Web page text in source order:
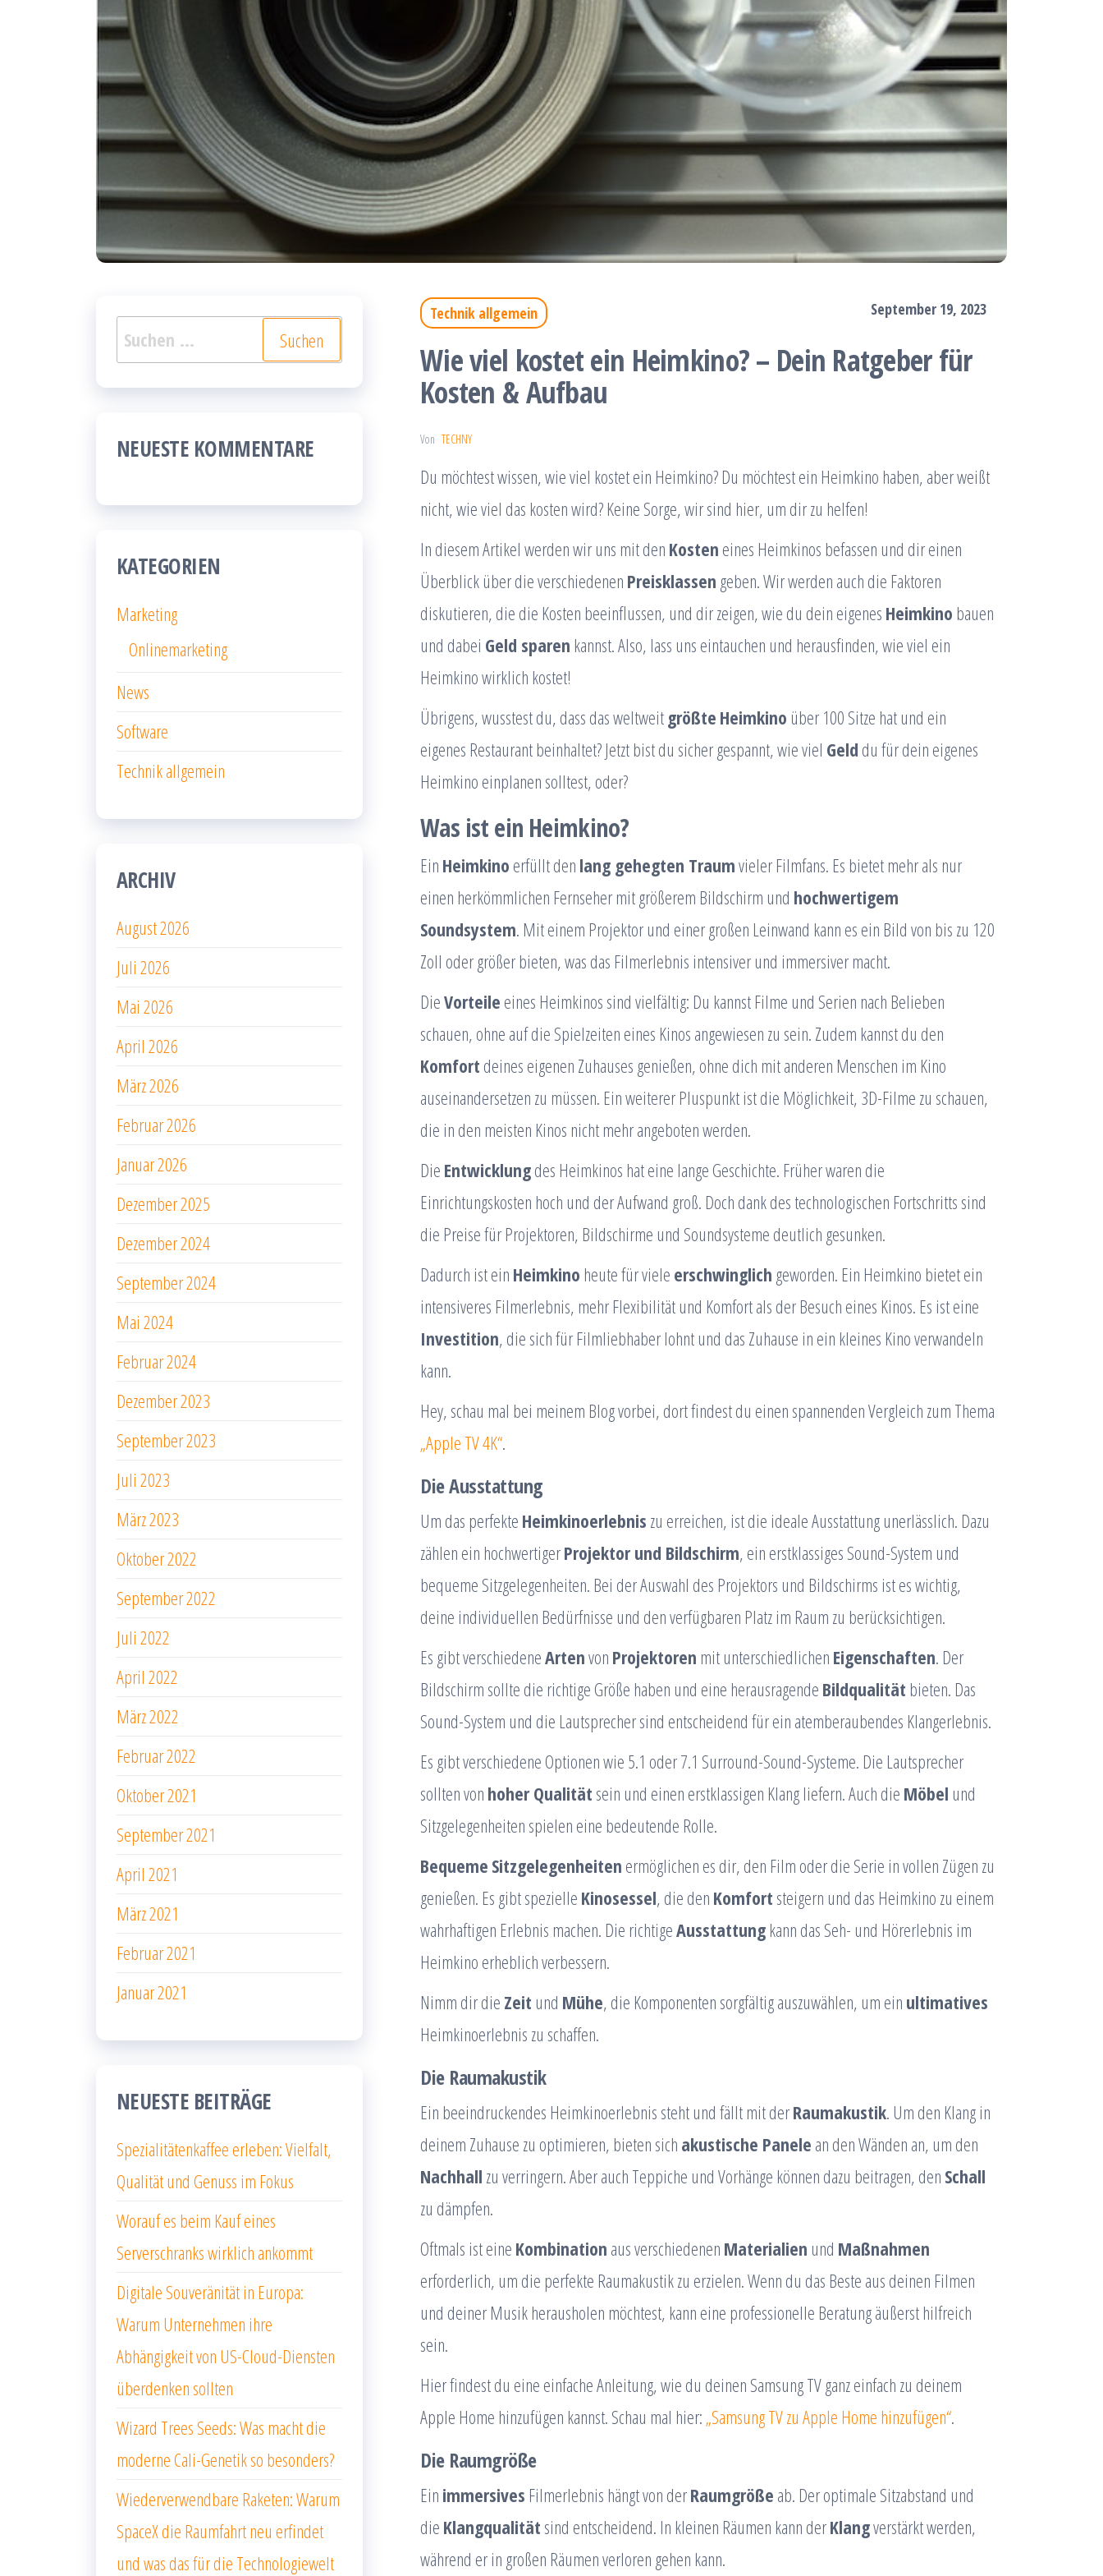
Technik allgemein September 19, 2023
Wie viel kostet ein Heimkino? – Dein Ratgeber für
Kosten & Aufbau
Von TECHNY
Du möchtest wissen, wie viel kostet ein Heimkino? Du möchtest ein Heimkino haben, aber weißt
nicht, wie viel das kosten wird? Keine Sorge, wir sind hier, um dir zu helfen!
In diesem Artikel werden wir uns mit den Kosten eines Heimkinos befassen und dir einen
Überblick über die verschiedenen Preisklassen geben. Wir werden auch die Faktoren
diskutieren, die die Kosten beeinflussen, und dir zeigen, wie du dein eigenes Heimkino bauen
und dabei Geld sparen kannst. Also, lass uns eintauchen und herausfinden, wie viel ein
Heimkino wirklich kostet!
Übrigens, wusstest du, dass das weltweit größte Heimkino über 100 Sitze hat und ein
eigenes Restaurant beinhaltet? Jetzt bist du sicher gespannt, wie viel Geld du für dein eigenes
Heimkino einplanen solltest, oder?
Was ist ein Heimkino?
Ein Heimkino erfüllt den lang gehegten Traumvieler Filmfans. Es bietet mehr als nur
einen herkömmlichen Fernseher mit größerem Bildschirm und hochwertigem
Soundsystem. Mit einem Projektor und einer großen Leinwand kann es ein Bild von bis zu 120
Zoll oder größer bieten, was das Filmerlebnis intensiver und immersiver macht.
DieVorteile eines Heimkinos sind vielfältig: Du kannst Filme und Serien nach Belieben
schauen, ohne auf die Spielzeiten eines Kinos angewiesen zu sein. Zudem kannst du den
Komfort deines eigenen Zuhauses genießen, ohne dich mit anderen Menschen im Kino
auseinandersetzen zu müssen. Ein weiterer Pluspunkt ist die Möglichkeit, 3D-Filme zu schauen,
die in den meisten Kinos nicht mehr angeboten werden.
Die Entwicklungdes Heimkinos hat eine lange Geschichte. Früher waren die
Einrichtungskosten hoch und der Aufwand groß. Doch dank des technologischen Fortschritts sind
die Preise für Projektoren, Bildschirme und Soundsysteme deutlich gesunken.
Dadurch ist ein Heimkino heute für viele erschwinglich geworden. Ein Heimkino bietet ein
intensiveres Filmerlebnis, mehr Flexibilität und Komfort als der Besuch eines Kinos. Es ist eine
Investition, die sich für Filmliebhaber lohnt und das Zuhause in ein kleines Kino verwandeln
kann.
Hey, schau mal bei meinem Blog vorbei, dort findest du einen spannenden Vergleich zum Thema
„Apple TV 4K“.
Die Ausstattung
Um das perfekte Heimkinoerlebnis zu erreichen, ist die ideale Ausstattung unerlässlich. Dazu
zählen ein hochwertigerProjektor und Bildschirm, ein erstklassiges Sound-System und
bequeme Sitzgelegenheiten. Bei der Auswahl des Projektors und Bildschirms ist es wichtig,
deine individuellen Bedürfnisse und den verfügbaren Platz im Raum zu berücksichtigen.
Es gibt verschiedeneArtenvon Projektoren mit unterschiedlichen Eigenschaften. Der
Bildschirm sollte die richtige Größe haben und eine herausragende Bildqualität bieten. Das
Sound-System und die Lautsprecher sind entscheidend für ein atemberaubendes Klangerlebnis.
Es gibt verschiedene Optionen wie 5.1 oder 7.1 Surround-Sound-Systeme. Die Lautsprecher
sollten von hoher Qualität sein und einen erstklassigen Klang liefern. Auch die Möbel und
Sitzgelegenheiten spielen eine bedeutende Rolle.
Bequeme Sitzgelegenheiten ermöglichen es dir, den Film oder die Serie in vollen Zügen zu
genießen. Es gibt spezielle Kinosessel, die den Komfort steigern und das Heimkino zu einem
wahrhaftigen Erlebnis machen. Die richtigeAusstattung kann das Seh- und Hörerlebnis im
Heimkino erheblich verbessern.
Nimm dir die Zeit und Mühe, die Komponenten sorgfältig auszuwählen, um ein ultimatives
Heimkinoerlebnis zu schaffen.
Die Raumakustik
Ein beeindruckendes Heimkinoerlebnis steht und fällt mit derRaumakustik. Um den Klang in
deinem Zuhause zu optimieren, bieten sich akustische Panele an den Wänden an, um den
Nachhall zu verringern. Aber auch Teppiche und Vorhänge können dazu beitragen, den Schall
zu dämpfen.
Oftmals ist eine Kombination aus verschiedenen Materialien und Maßnahmen
erforderlich, um die perfekte Raumakustik zu erzielen. Wenn du das Beste aus deinen Filmen
und deiner Musik herausholen möchtest, kann eine professionelle Beratung äußerst hilfreich
sein.
Hier findest du eine einfache Anleitung, wie du deinen Samsung TV ganz einfach zu deinem
Apple Home hinzufügen kannst. Schau mal hier: „Samsung TV zu Apple Home hinzufügen“.
Die Raumgröße
Ein immersives Filmerlebnis hängt von derRaumgröße ab. Der optimale Sitzabstand und
die Klangqualität sind entscheidend. In kleinen Räumen kann derKlangverstärkt werden,
während er in großen Räumen verloren gehen kann.
Suchen
nach:
NEUESTE KOMMENTARE
KATEGORIEN
Marketing
Onlinemarketing
News
Software
Technik allgemein
ARCHIV
August 2026
Juli 2026
Mai 2026
April 2026
März 2026
Februar 2026
Januar 2026
Dezember 2025
Dezember 2024
September 2024
Mai 2024
Februar 2024
Dezember 2023
September 2023
Juli 2023
März 2023
Oktober 2022
September 2022
Juli 2022
April 2022
März 2022
Februar 2022
Oktober 2021
September 2021
April 2021
März 2021
Februar 2021
Januar 2021
NEUESTE BEITRÄGE
Spezialitätenkaffee erleben: Vielfalt,
Qualität und Genuss im Fokus
Worauf es beim Kauf eines
Serverschranks wirklich ankommt
Digitale Souveränität in Europa:
Warum Unternehmen ihre
Abhängigkeit von US-Cloud-Diensten
überdenken sollten
Wizard Trees Seeds: Was macht die
moderne Cali-Genetik so besonders?
Wiederverwendbare Raketen: Warum
SpaceX die Raumfahrt neu erfindet
und was das für die Technologiewelt